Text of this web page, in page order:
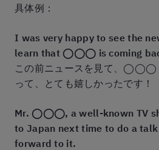
具体例：
I was very happy to see the
learn that ◯◯◯ is coming
この前ニュースを見て、◯◯◯
って、とても嬉しかったです！
Mr. ◯◯◯, a well-known TV
to Japan next time to do a
forward to it.